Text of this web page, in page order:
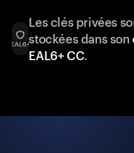
Les clés privées
stockées dans son
EAL6+ CC.